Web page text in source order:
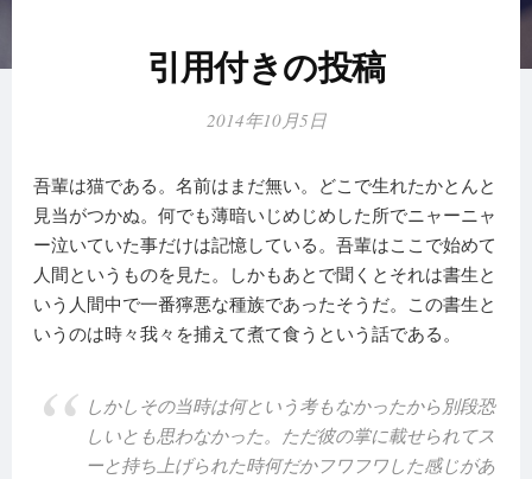
引用付きの投稿
2014年10月5日
吾輩は猫である。名前はまだ無い。どこで生れたかとんと
見当がつかぬ。何でも薄暗いじめじめした所でニャーニャ
ー泣いていた事だけは記憶している。吾輩はここで始めて
人間というものを見た。しかもあとで聞くとそれは書生と
いう人間中で一番獰悪な種族であったそうだ。この書生と
いうのは時々我々を捕えて煮て食うという話である。
しかしその当時は何という考もなかったから別段恐
しいとも思わなかった。ただ彼の掌に載せられてス
ーと持ち上げられた時何だかフワフワした感じがあ